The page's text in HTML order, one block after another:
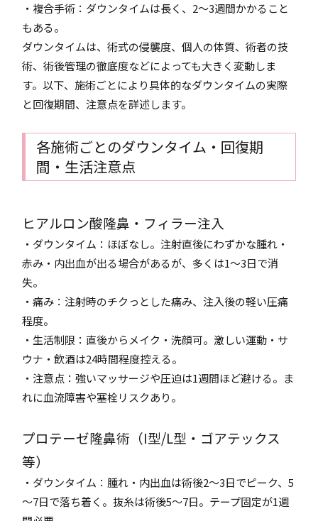
・複合手術：ダウンタイムは長く、2～3週間かかること
もある。
ダウンタイムは、術式の侵襲度、個人の体質、術者の技
術、術後管理の徹底度などによっても大きく変動しま
す。以下、施術ごとにより具体的なダウンタイムの実際
と回復期間、注意点を詳述します。
各施術ごとのダウンタイム・回復期
間・生活注意点
ヒアルロン酸隆鼻・フィラー注入
・ダウンタイム：ほぼなし。注射直後にわずかな腫れ・
赤み・内出血が出る場合があるが、多くは1～3日で消
失。
・痛み：注射時のチクっとした痛み、注入後の軽い圧痛
程度。
・生活制限：直後からメイク・洗顔可。激しい運動・サ
ウナ・飲酒は24時間程度控える。
・注意点：強いマッサージや圧迫は1週間ほど避ける。ま
れに血流障害や塞栓リスクあり。
プロテーゼ隆鼻術（I型/L型・ゴアテックス
等）
・ダウンタイム：腫れ・内出血は術後2～3日でピーク、5
～7日で落ち着く。抜糸は術後5～7日。テープ固定が1週